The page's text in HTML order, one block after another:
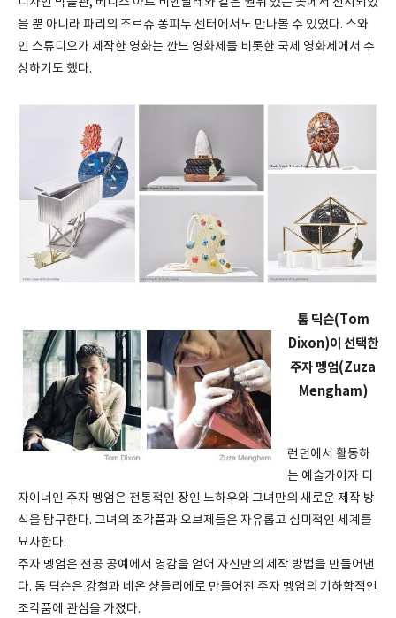
을 뿐 아니라 파리의 조르쥬 퐁피두 센터에서도 만나볼 수 있었다. 스와
인 스튜디오가 제작한 영화는 깐느 영화제를 비롯한 국제 영화제에서 수
상하기도 했다.
톰 딕슨(Tom
Dixon)이 선택한
주자 멩엄(Zuza
Mengham)
런던에서 활동하
는 예술가이자 디
자이너인 주자 멩엄은 전통적인 장인 노하우와 그녀만의 새로운 제작 방
식을 탐구한다. 그녀의 조각품과 오브제들은 자유롭고 심미적인 세계를
묘사한다.
주자 멩엄은 전공 공예에서 영감을 얻어 자신만의 제작 방법을 만들어낸
다. 톰 딕슨은 강철과 네온 샹들리에로 만들어진 주자 멩엄의 기하학적인
조각품에 관심을 가졌다.